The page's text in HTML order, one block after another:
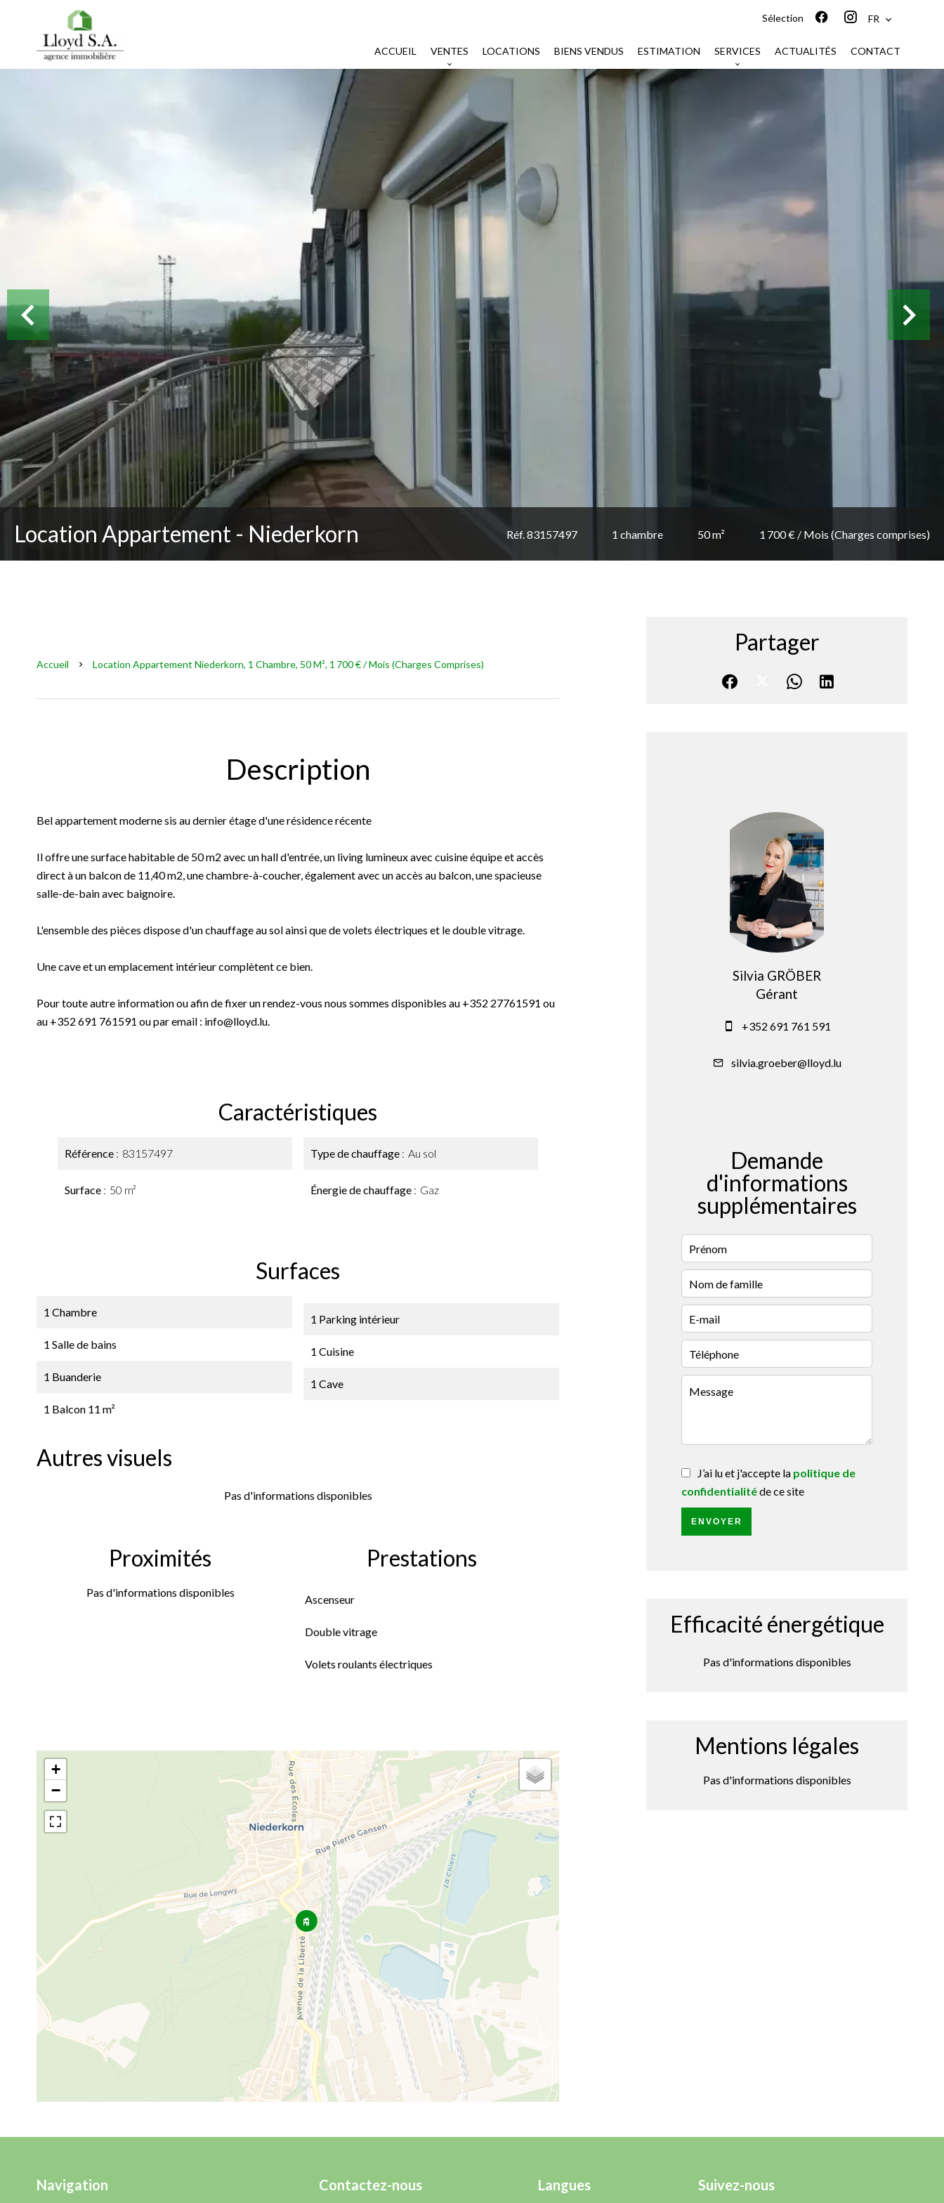
Sélection FR
ACCUEIL VENTES LOCATIONS BIENS VENDUS ESTIMATION SERVICES ACTUALITÉS CONTACT
Location Appartement - Niederkorn Réf. 83157497 1 chambre 50 m² 1 700 € / Mois (Charges comprises)
Accueil Location Appartement Niederkorn, 1 Chambre, 50 M², 1 700 € / Mois (Charges Comprises)
Description
Bel appartement moderne sis au dernier étage d'une résidence récente
Il offre une surface habitable de 50 m2 avec un hall d'entrée, un living lumineux avec cuisine équipe et accès
direct à un balcon de 11,40 m2, une chambre-à-coucher, également avec un accès au balcon, une spacieuse
salle-de-bain avec baignoire.
L'ensemble des pièces dispose d'un chauffage au sol ainsi que de volets électriques et le double vitrage.
Une cave et un emplacement intérieur complètent ce bien.
Pour toute autre information ou afin de fixer un rendez-vous nous sommes disponibles au +352 27761591 ou
au +352 691 761591 ou par email : info@lloyd.lu.
Caractéristiques
Référence 83157497
Surface 50 m²
Type de chauffage Au sol
Énergie de chauffage Gaz
Surfaces
1 Chambre
1 Salle de bains
1 Buanderie
1 Balcon 11 m²
1 Parking intérieur
1 Cuisine
1 Cave
Autres visuels
Pas d'informations disponibles
Proximités
Pas d'informations disponibles
Prestations
Ascenseur
Double vitrage
Volets roulants électriques
+
−
Partager
Silvia GRÖBER
Gérant
+352 691 761 591
silvia.groeber@lloyd.lu
Demande
d'informations
supplémentaires
J’ai lu et j'accepte la politique de
confidentialitéde ce site
ENVOYER
Efficacité énergétique
Pas d'informations disponibles
Mentions légales
Pas d'informations disponibles
Navigation Contactez-nous Langues Suivez-nous